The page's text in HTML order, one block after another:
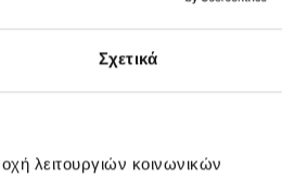
Σχετικά
λειτουργιών κοινωνικών
ΕΠΙΣΤΗΜΟΝΙΚΗ ΔΙΑΛΕΞΗ ΙΑΣΩ Γενική
Κλινική